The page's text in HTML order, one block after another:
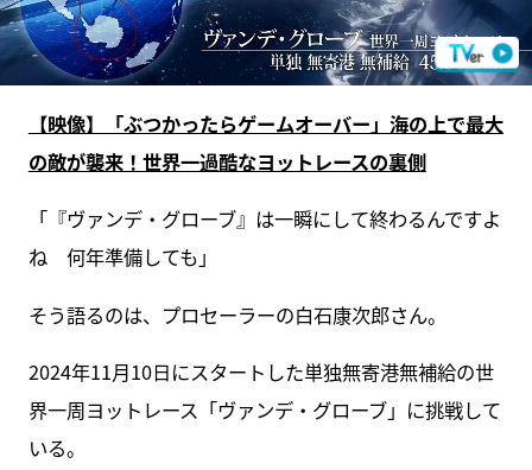
【映像】「ぶつかったらゲームオーバー」海の上で最大
の敵が襲来！世界一過酷なヨットレースの裏側
「『ヴァンデ・グローブ』は一瞬にして終わるんですよ
ね 何年準備しても」
そう語るのは、プロセーラーの白石康次郎さん。
2024年11月10日にスタートした単独無寄港無補給の世
界一周ヨットレース「ヴァンデ・グローブ」に挑戦して
いる。